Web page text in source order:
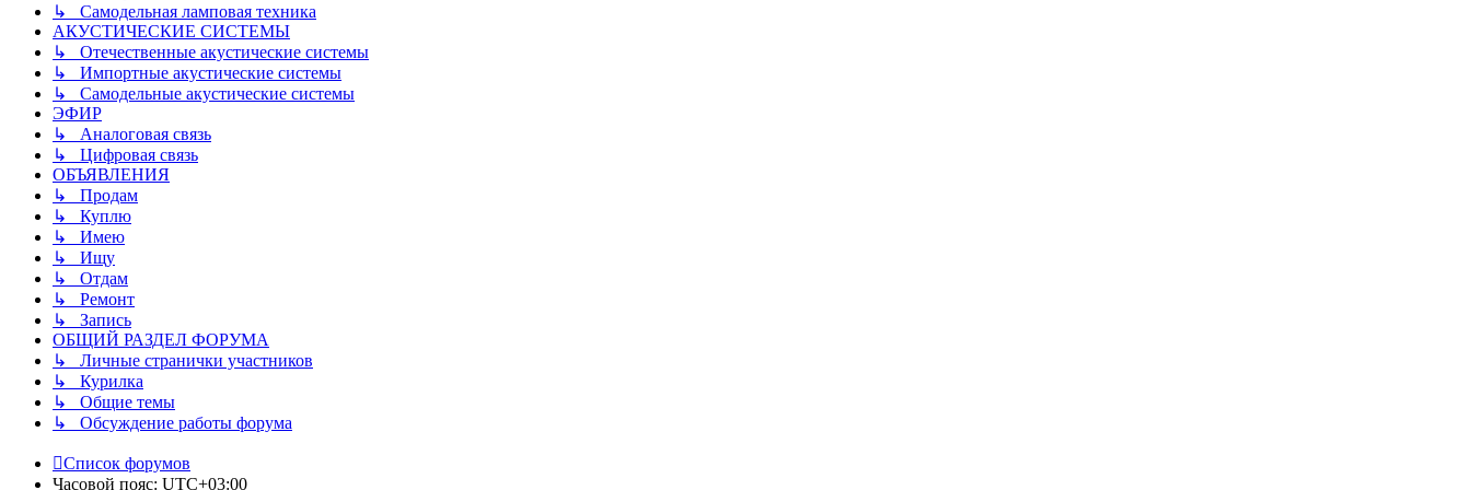
↳ Самодельная ламповая техника
АКУСТИЧЕСКИЕ СИСТЕМЫ
↳ Отечественные акустические системы
↳ Импортные акустические системы
↳ Самодельные акустические системы
ЭФИР
↳ Аналоговая связь
↳ Цифровая связь
ОБЪЯВЛЕНИЯ
↳ Продам
↳ Куплю
↳ Имею
↳ Ищу
↳ Отдам
↳ Ремонт
↳ Запись
ОБЩИЙ РАЗДЕЛ ФОРУМА
↳ Личные странички участников
↳ Курилка
↳ Общие темы
↳ Обсуждение работы форума
Список форумов
Часовой пояс: UTC+03:00